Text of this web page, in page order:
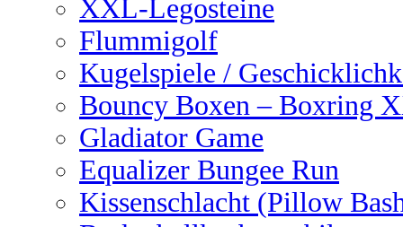
XXL-Legosteine
Flummigolf
Kugelspiele /
Bouncy Boxen – Boxring
Gladiator Game
Equalizer Bungee Run
Kissenschlacht (Pillow